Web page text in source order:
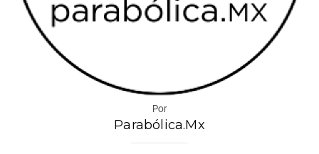
Por
Parabólica.Mx